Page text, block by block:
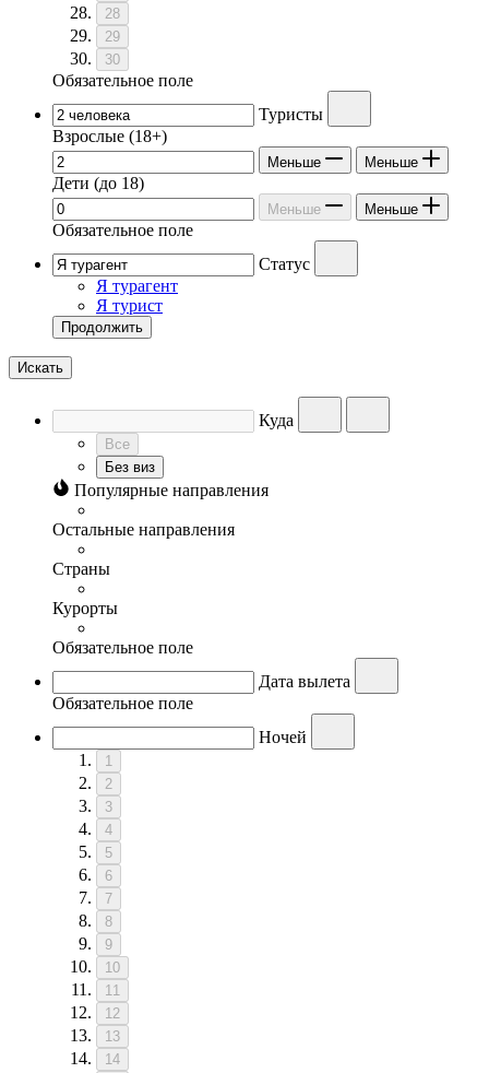
28
29
30
Обязательное поле
Туристы
Взрослые (18+)
Меньше Меньше
Дети (до 18)
Меньше Меньше
Обязательное поле
Статус
Я турагент
Я турист
Продолжить
Искать
Куда
Все
Без виз
Популярные направления
Остальные направления
Страны
Курорты
Обязательное поле
Дата вылета
Обязательное поле
Ночей
1
2
3
4
5
6
7
8
9
10
11
12
13
14